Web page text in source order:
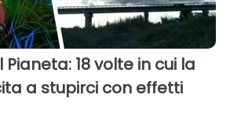
18 volte in cui la
a stupirci con effetti